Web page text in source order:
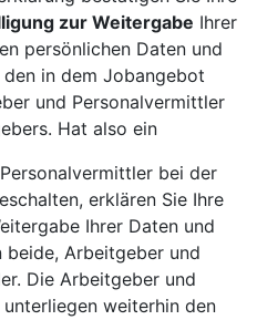
zur Weitergabe Ihrer
persönlichen Daten und
in dem Jobangebot
und Personalvermittler
Hat also ein
bei der
erklären Sie Ihre
Ihrer Daten und
beide, Arbeitgeber und
Die Arbeitgeber und
weiterhin den